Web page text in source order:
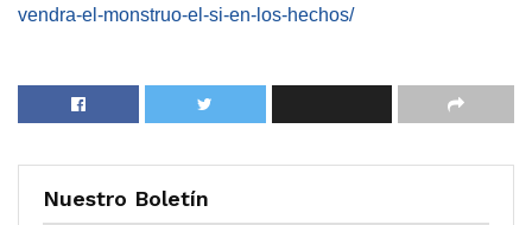
vendra-el-monstruo-el-si-en-los-hechos/
Nuestro Boletín